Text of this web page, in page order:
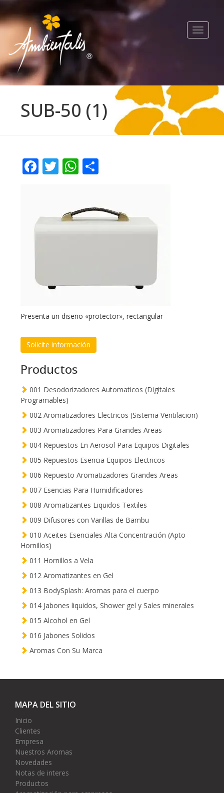
Toggle
SUB-50 (1)
Facebook
TwitterWhatsApp
Presenta un diseño «protector», rectangular
Solicite información
Productos
001 Desodorizadores Automaticos (Digitales
Programables)
002 Aromatizadores Electricos (Sistema Ventilacion)
003 Aromatizadores Para Grandes Areas
004 Repuestos En Aerosol Para Equipos Digitales
005 Repuestos Esencia Equipos Electricos
006 Repuesto Aromatizadores Grandes Areas
007 Esencias Para Humidificadores
008 Aromatizantes Liquidos Textiles
009 Difusores con Varillas de Bambu
010 Aceites Esenciales Alta Concentración (Apto
Hornillos)
011 Hornillos a Vela
012 Aromatizantes en Gel
013 BodySplash: Aromas para el cuerpo
014 Jabones liquidos, Shower gel y Sales minerales
015 Alcohol en Gel
016 Jabones Solidos
Aromas Con Su Marca
MAPA DEL SITIO
Inicio
Clientes
Empresa
Nuestros Aromas
Novedades
Notas de interes
Productos